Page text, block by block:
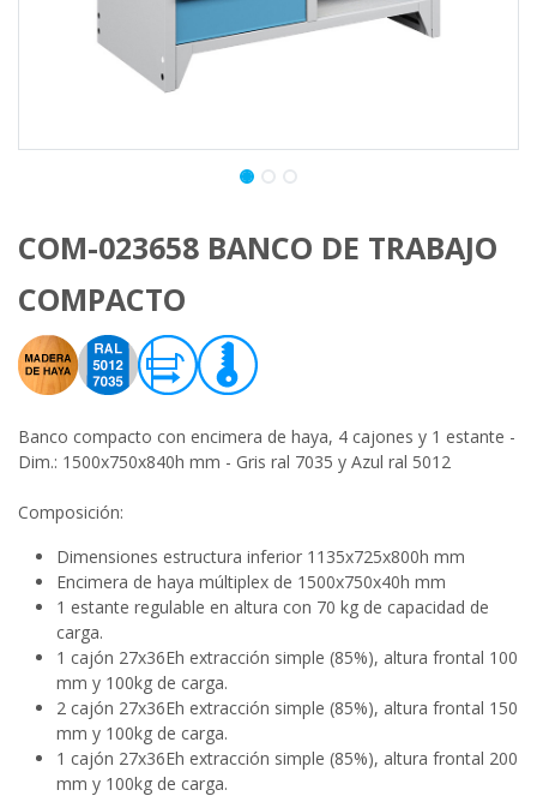
COM-023658 BANCO DE TRABAJO
COMPACTO
Banco compacto con encimera de haya, 4 cajones y 1 estante -
Dim.: 1500x750x840h mm - Gris ral 7035 y Azul ral 5012
Composición:
Dimensiones estructura inferior 1135x725x800h mm
Encimera de haya múltiplex de 1500x750x40h mm
1 estante regulable en altura con 70 kg de capacidad de
carga.
1 cajón 27x36Eh extracción simple (85%), altura frontal 100
mm y 100kg de carga.
2 cajón 27x36Eh extracción simple (85%), altura frontal 150
mm y 100kg de carga.
1 cajón 27x36Eh extracción simple (85%), altura frontal 200
mm y 100kg de carga.